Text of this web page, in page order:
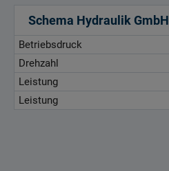
Schema Hydraulik GmbH
Betriebsdruck
Drehzahl
Leistung
Leistung